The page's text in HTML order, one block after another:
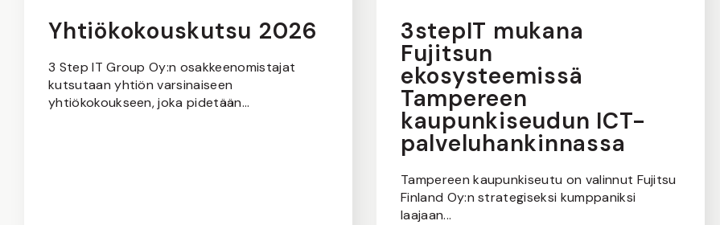
Yhtiökokouskutsu 2026
3 Step IT Group Oy:n osakkeenomistajat
kutsutaan yhtiön varsinaiseen
yhtiökokoukseen, joka pidetään...
3stepIT mukana
Fujitsun
ekosysteemissä
Tampereen
kaupunkiseudun ICT-
palveluhankinnassa
Tampereen kaupunkiseutu on valinnut Fujitsu
Finland Oy:n strategiseksi kumppaniksi
laajaan...